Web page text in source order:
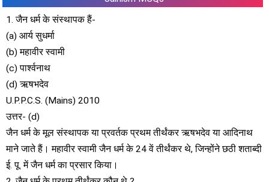
1. जैन धर्म के संस्थापक हैं-
(a) आर्य सुधर्मा
(b) महावीर स्वामी
(c) पार्श्वनाथ
(d) ऋषभदेव
U.P.P.C.S. (Mains) 2010
उत्तर- (d)
जैन धर्म के मूल संस्थापक या प्रवर्तक प्रथम तीर्थंकर ऋषभदेव या आदिनाथ
माने जाते हैं। महावीर स्वामी जैन धर्म के 24 वें तीर्थंकर थे, जिन्होंने छठी शताब्दी
ई. पू. में जैन धर्म का प्रसार किया।